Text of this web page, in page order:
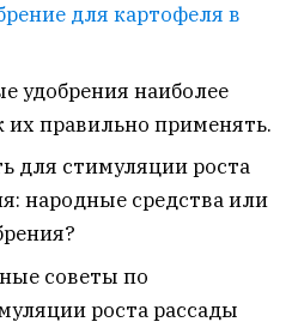
для картофеля в
удобрения наиболее
правильно применять.
для стимуляции роста
народные средства или
советы по
роста рассады